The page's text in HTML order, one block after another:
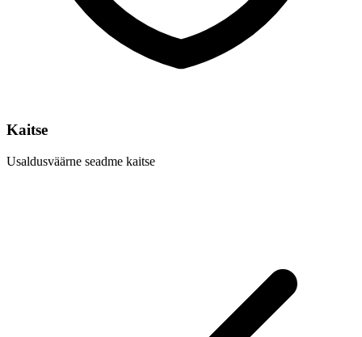
Kaitse
Usaldusväärne seadme kaitse